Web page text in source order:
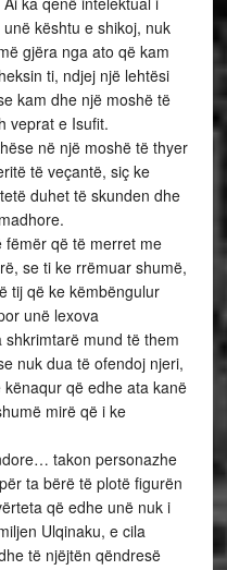
kështu e shikoj, nuk
gjëra nga ato që kam
ti, ndjej një lehtësi
kam dhe një moshë të
veprat e Isufit.
në një moshë të thyer
të veçantë, siç ke
duhet të skunden dhe
fëmër që të merret me
se ti ke rrëmuar shumë,
tij që ke këmbëngulur
unë lexova
mund të them
nuk dua të ofendoj njeri,
që edhe ata kanë
mirë që i ke
takon personazhe
ta bërë të plotë figurën
që edhe unë nuk i
Ulqinaku, e cila
të njëjtën qëndresë